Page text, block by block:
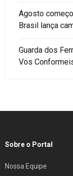
Agosto
Brasil lança
Guarda dos
Vos
Sobre o Portal
Nossa Equipe